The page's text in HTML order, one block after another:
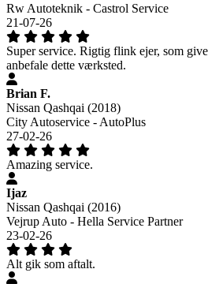
Rw Autoteknik - Castrol Service
21-07-26
Super service. Rigtig flink ejer, som
anbefale dette værksted.
Brian F.
Nissan Qashqai (2018)
City Autoservice - AutoPlus
27-02-26
Amazing service.
Ijaz
Nissan Qashqai (2016)
Vejrup Auto - Hella Service Partner
23-02-26
Alt gik som aftalt.